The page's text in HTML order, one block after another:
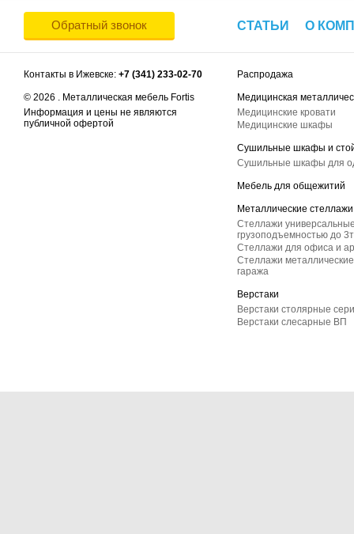
Обратный звонок СТАТЬИ О
Контакты в Ижевске: +7 (341) 233-02-70
© 2026 . Металлическая мебель Fortis
Информация и цены не являются
публичной офертой
Распродажа
Медицинская
Медицинские кровати
Медицинские шкафы
Сушильные шкафы и
Сушильные шкафы для
Мебель для общежитий
Металлические стеллажи
Стеллажи
грузоподъемностью до
Стеллажи для офиса и
Стеллажи
гаража
Верстаки
Верстаки столярные
Верстаки слесарные ВП